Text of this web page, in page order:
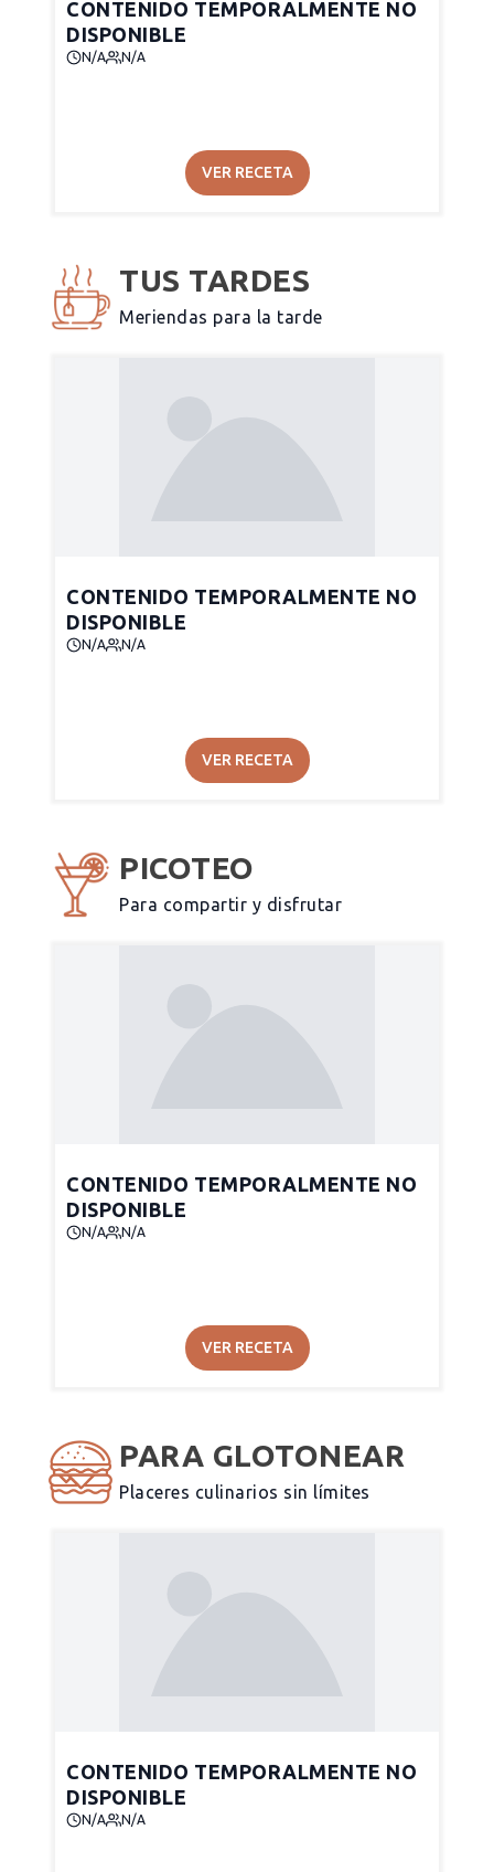
CONTENIDO TEMPORALMENTE NO
DISPONIBLE
N/A N/A
VER RECETA
TUS TARDES
Meriendas para la tarde
CONTENIDO TEMPORALMENTE NO
DISPONIBLE
N/A N/A
VER RECETA
PICOTEO
Para compartir y disfrutar
CONTENIDO TEMPORALMENTE NO
DISPONIBLE
N/A N/A
VER RECETA
PARA GLOTONEAR
Placeres culinarios sin límites
CONTENIDO TEMPORALMENTE NO
DISPONIBLE
N/A N/A